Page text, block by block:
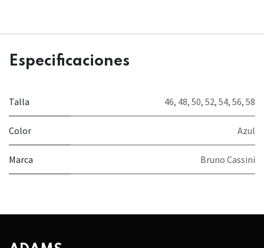
Especificaciones
Talla 46, 48, 50, 52, 54, 56, 58
Color Azul
Marca Bruno Cassini